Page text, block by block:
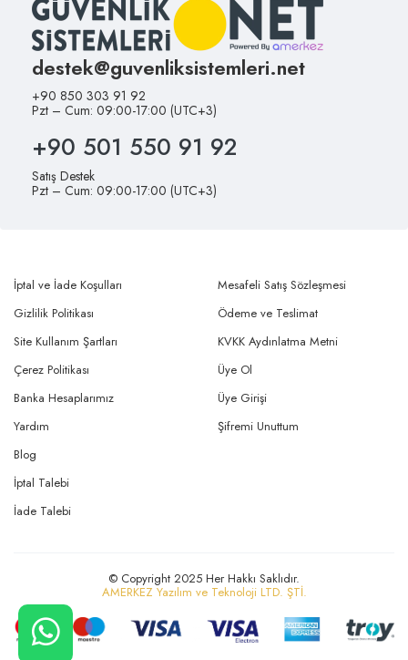
destek@guvenliksistemleri.net
+90 850 303 91 92
Pzt – Cum: 09:00-17:00 (UTC+3)
+90 501 550 91 92
Satış Destek
Pzt – Cum: 09:00-17:00 (UTC+3)
İptal ve İade Koşulları
Gizlilik Politikası
Site Kullanım Şartları
Mesafeli Satış Sözleşmesi
Ödeme ve Teslimat
KVKK Aydınlatma Metni
Çerez Politikası
Banka Hesaplarımız
Yardım
Üye Ol
Üye Girişi
Şifremi Unuttum
Blog
İptal Talebi
İade Talebi
© Copyright 2025 Her Hakkı Saklıdır.
AMERKEZ Yazılım ve Teknoloji LTD. ŞTİ.